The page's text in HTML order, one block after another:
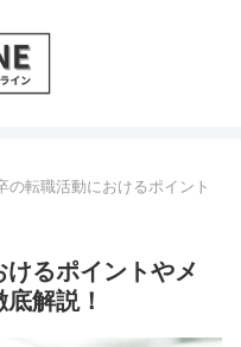
の転職活動におけるポイント
るポイントやメ
解説！